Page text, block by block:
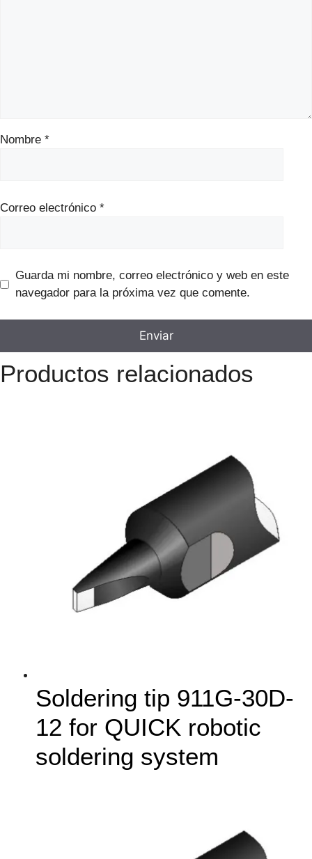
Nombre *
Correo electrónico *
Guarda mi nombre, correo electrónico y web en este
navegador para la próxima vez que comente.
Productos relacionados
Soldering tip 911G-30D-
12 for QUICK robotic
soldering system